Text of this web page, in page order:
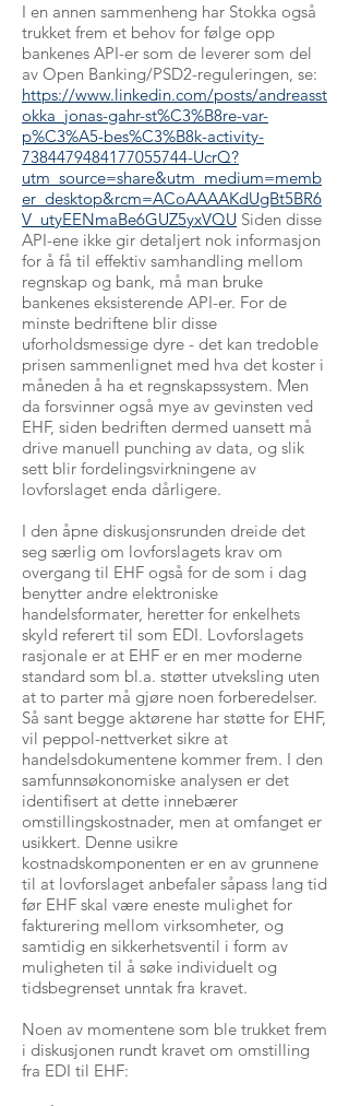
I en annen sammenheng har Stokka også
trukket frem et behov for følge opp
bankenes API-er som de leverer som del
av Open Banking/PSD2-reguleringen, se:
https://www.linkedin.com/posts/andreasst
okka_jonas-gahr-st%C3%B8re-var-
p%C3%A5-bes%C3%B8k-activity-
7384479484177055744-UcrQ?
utm_source=share&utm_medium=memb
er_desktop&rcm=ACoAAAAKdUgBt5BR6
V_utyEENmaBe6GUZ5yxVQU Siden disse
API-ene ikke gir detaljert nok informasjon
for å få til effektiv samhandling mellom
regnskap og bank, må man bruke
bankenes eksisterende API-er. For de
minste bedriftene blir disse
uforholdsmessige dyre - det kan tredoble
prisen sammenlignet med hva det koster i
måneden å ha et regnskapssystem. Men
da forsvinner også mye av gevinsten ved
EHF, siden bedriften dermed uansett må
drive manuell punching av data, og slik
sett blir fordelingsvirkningene av
lovforslaget enda dårligere.
I den åpne diskusjonsrunden dreide det
seg særlig om lovforslagets krav om
overgang til EHF også for de som i dag
benytter andre elektroniske
handelsformater, heretter for enkelhets
skyld referert til som EDI. Lovforslagets
rasjonale er at EHF er en mer moderne
standard som bl.a. støtter utveksling uten
at to parter må gjøre noen forberedelser.
Så sant begge aktørene har støtte for EHF,
vil peppol-nettverket sikre at
handelsdokumentene kommer frem. I den
samfunnsøkonomiske analysen er det
identifisert at dette innebærer
omstillingskostnader, men at omfanget er
usikkert. Denne usikre
kostnadskomponenten er en av grunnene
til at lovforslaget anbefaler såpass lang tid
før EHF skal være eneste mulighet for
fakturering mellom virksomheter, og
samtidig en sikkerhetsventil i form av
muligheten til å søke individuelt og
tidsbegrenset unntak fra kravet.
Noen av momentene som ble trukket frem
i diskusjonen rundt kravet om omstilling
fra EDI til EHF: